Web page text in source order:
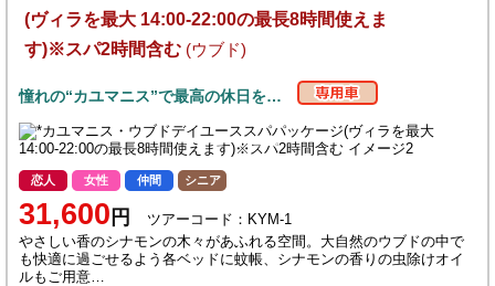
(ヴィラを最大 14:00-22:00の最長8時間使えま
す)※スパ2時間含む (ウブド)
憧れの“カユマニス”で最高の休日を…
恋人 女性 仲間 シニア
31,600 円
ツアーコード：KYM-1
やさしい香のシナモンの木々があふれる空間。大自然のウブドの中で
も快適に過ごせるよう各ベッドに蚊帳、シナモンの香りの虫除けオイ
ルもご用意…